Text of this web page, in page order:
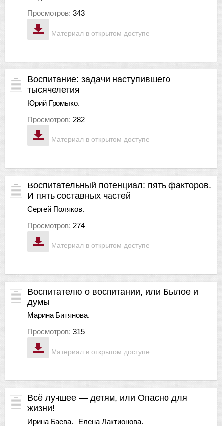
Материал в открытом доступе
Просмотров: 343
Материал в открытом доступе
Воспитание: задачи наступившего
тысячелетия
Юрий Громыко.
Просмотров: 282
Материал в открытом доступе
Воспитательный потенциал: пять факторов.
И пять составных частей
Сергей Поляков.
Просмотров: 274
Материал в открытом доступе
Воспитателю о воспитании, или Былое и
думы
Марина Битянова.
Просмотров: 315
Всё лучшее — детям, или Опасно для
жизни!
Ирина Баева.
Елена Лактионова.